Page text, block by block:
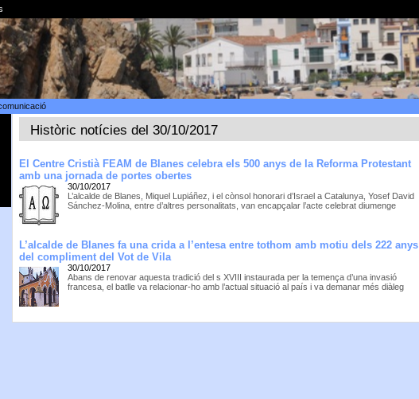
Històric notícies del 30/10/2017
El Centre Cristià FEAM de Blanes celebra els 500 anys de la Reforma Protestant
amb una jornada de portes obertes
30/10/2017
L’alcalde de Blanes, Miquel Lupiáñez, i el cònsol honorari d’Israel a Catalunya, Yosef David
Sánchez-Molina, entre d’altres personalitats, van encapçalar l’acte celebrat diumenge
L’alcalde de Blanes fa una crida a l’entesa entre tothom amb motiu dels 222 anys
del compliment del Vot de Vila
30/10/2017
Abans de renovar aquesta tradició del s XVIII instaurada per la temença d’una invasió
francesa, el batlle va relacionar-ho amb l’actual situació al país i va demanar més diàleg